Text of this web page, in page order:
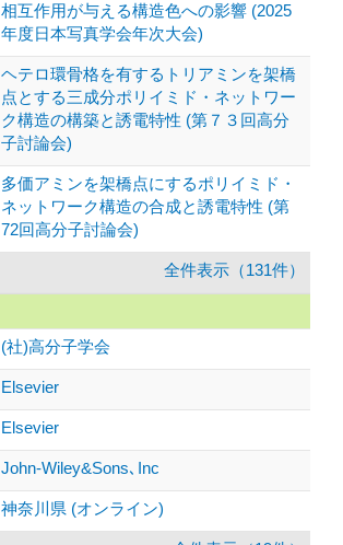
相互作用が与える構造色への影響 (2025
年度日本写真学会年次大会)
ヘテロ環骨格を有するトリアミンを架橋
点とする三成分ポリイミド・ネットワー
ク構造の構築と誘電特性 (第７３回高分
子討論会)
多価アミンを架橋点にするポリイミド・
ネットワーク構造の合成と誘電特性 (第
72回高分子討論会)
全件表示（131件）
(社)高分子学会
Elsevier
Elsevier
John-Wiley&Sons､Inc
神奈川県 (オンライン)